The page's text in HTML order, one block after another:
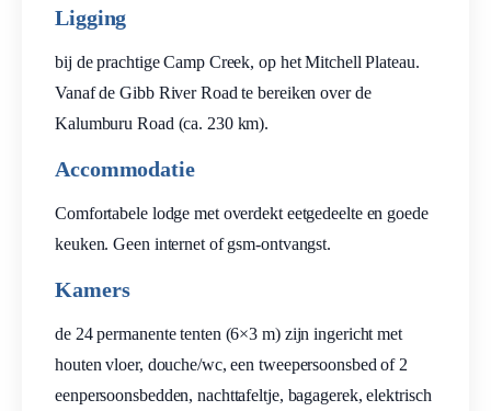
Ligging
bij de prachtige Camp Creek, op het Mitchell Plateau.
Vanaf de Gibb River Road te bereiken over de
Kalumburu Road (ca. 230 km).
Accommodatie
Comfortabele lodge met overdekt eetgedeelte en goede
keuken. Geen internet of gsm-ontvangst.
Kamers
de 24 permanente tenten (6×3 m) zijn ingericht met
houten vloer, douche/wc, een tweepersoonsbed of 2
eenpersoonsbedden, nachttafeltje, bagagerek, elektrisch